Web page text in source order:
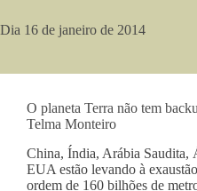
Dia 16 de janeiro de 2014
O planeta Terra não tem
Telma Monteiro
China, Índia, Arábia Saudita,
EUA estão levando à
ordem de 160 bilhões de